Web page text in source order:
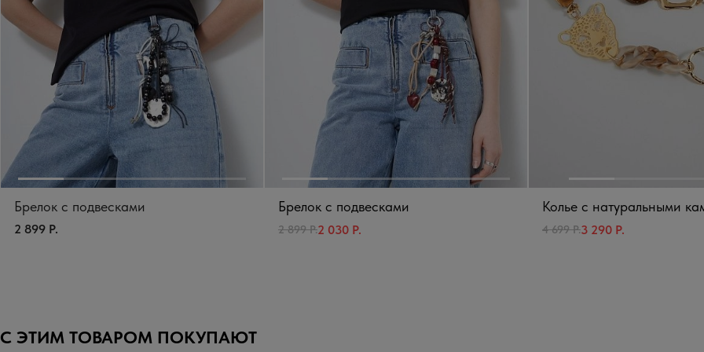
Брелок с подвесками
2 899 Р.
Брелок с подвесками
2 899 Р.2 030 Р.
Колье с натуральными
4 699 Р.3 290 Р.
С ЭТИМ ТОВАРОМ ПОКУПАЮТ